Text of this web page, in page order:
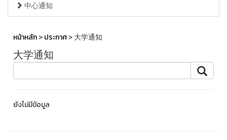
中心通知
หน้าหลัก>ประกาศ> 大学通知
大学通知
ยังไม่มีข้อมูล